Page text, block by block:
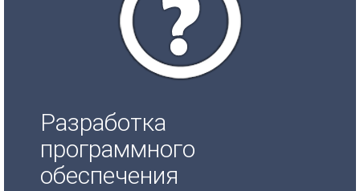
Разработка
программного
обеспечения